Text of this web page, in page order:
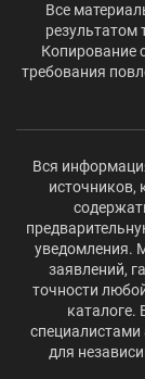
Все
результатом
Копирование
требования
Вся
источников,
уведомления.
заявлений,
точности
каталоге.
для